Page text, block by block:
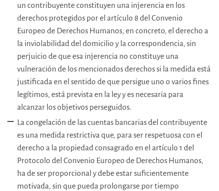
un contribuyente constituyen una injerencia en los
derechos protegidos por el artículo 8 del Convenio
Europeo de Derechos Humanos, en concreto, el derecho a
la inviolabilidad del domicilio y la correspondencia, sin
perjuicio de que esa injerencia no constituye una
vulneración de los mencionados derechos si la medida está
justificada en el sentido de que persigue uno o varios fines
legítimos, está prevista en la ley y es necesaria para
alcanzar los objetivos perseguidos.
La congelación de las cuentas bancarias del contribuyente
es una medida restrictiva que, para ser respetuosa con el
derecho a la propiedad consagrado en el artículo 1 del
Protocolo del Convenio Europeo de Derechos Humanos,
ha de ser proporcional y debe estar suficientemente
motivada, sin que pueda prolongarse por tiempo